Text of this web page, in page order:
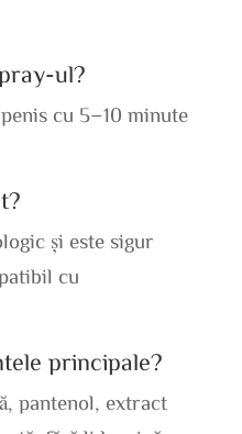
ul?
cu 5–10 minute
și este sigur
cu
principale?
pantenol, extract